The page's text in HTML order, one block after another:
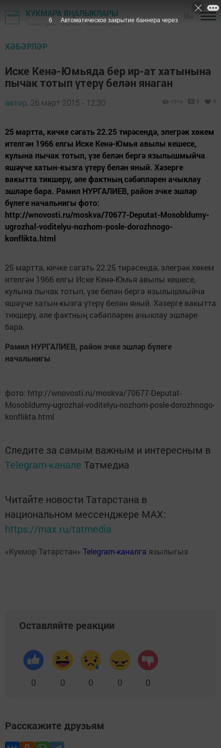
КУКМАРА ЯҢАЛЫКЛАРЫ
"Хезмәт даны" газетасы - Кукмара районы
ХӘБӘРЛӘР
Иске Кенә-Юмьяда бер ир-ат хатынына
пычак тотып үтерү белән янаган
автор, 26 март 2015 - 12:30 1014 0 0
25 мартта, кичке сәгать 22.25 тирәсендә, элегрәк хөкем
ителгән 1966 елгы Иске Кенә-Юмья авылы кешесе,
кулына пычак тотып, үзе белән бергә язылышмыйча
яшәүче хатын-кызга үтерү белән яный. Хәзерге
вакытта тикшерү, әле фактның сәбәпләрен ачыклау
эшләре бара. Рамил НУРГАЛИЕВ, район эчке эшләр
бүлеге начальнигы фото:
http://wnovosti.ru/moskva/70677-Deputat-Mosobldumy-
ugrozhal-voditelyu-nozhom-posle-dorozhnogo-
konflikta.html
25 мартта, кичке сәгать 22.25 тирәсендә, элегрәк хөкем
ителгән 1966 елгы Иске Кенә-Юмья авылы кешесе,
кулына пычак тотып, үзе белән бергә язылышмыйча
яшәүче хатын-кызга үтерү белән яный. Хәзерге вакытта
тикшерү, әле фактның сәбәпләрен ачыклау эшләре
бара.
Рамил НУРГАЛИЕВ, район эчке эшләр бүлеге
начальнигы
фото: http://wnovosti.ru/moskva/70677-Deputat-
Mosobldumy-ugrozhal-voditelyu-nozhom-posle-dorozhnogo-
konflikta.html
Следите за самым важным и интересным в
Telegram-канале Татмедиа
Читайте новости Татарстана в
национальном мессенджере MАХ:
https://max.ru/tatmedia
«Кукмор Татарстан» Telegram-каналга язылыгыз
Оставляйте реакции
0 0 0 0 0
Расскажите друзьям
4 Автоматическое закрытие баннера через